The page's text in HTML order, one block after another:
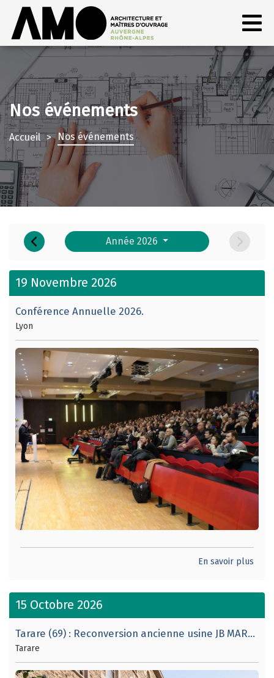
Nos événements
Accueil Nos événements
Année 2026
19 Novembre 2026
Conférence Annuelle 2026.
Lyon
En savoir plus
15 Octobre 2026
Tarare (69) : Reconversion ancienne usine JB MARTIN et visite usine GERFLOR.
Tarare